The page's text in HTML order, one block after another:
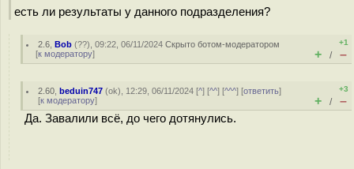
есть ли результаты у данного подразделения?
2.6 ,Bob (??), 09:22, 06/11/2024Скрыто ботом-модератором
[к модератору]
+1
+ / –
2.60 ,beduin747 (ok), 12:29, 06/11/2024 [^] [^^] [^^^] [ответить]
[к модератору]
+3
+ / –
Да. Завалили всё, до чего дотянулись.